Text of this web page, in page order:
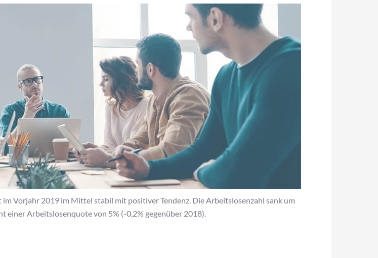
Vorjahr 2019 im Mittel stabil mit positiver Tendenz. Die Arbeitslosenzahl sank um
einer Arbeitslosenquote von 5% (-0,2% gegenüber 2018).